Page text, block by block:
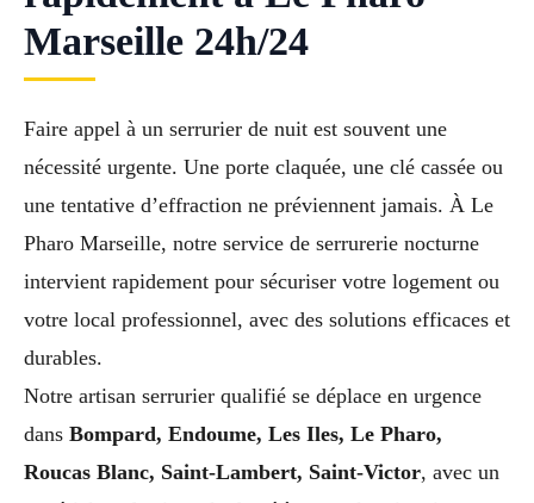
Marseille 24h/24
Faire appel à un serrurier de nuit est souvent une
nécessité urgente. Une porte claquée, une clé cassée ou
une tentative d’effraction ne préviennent jamais. À Le
Pharo Marseille, notre service de serrurerie nocturne
intervient rapidement pour sécuriser votre logement ou
votre local professionnel, avec des solutions efficaces et
durables.
Notre artisan serrurier qualifié se déplace en urgence
dans Bompard, Endoume, Les Iles, Le Pharo,
Roucas Blanc, Saint-Lambert, Saint-Victor, avec un